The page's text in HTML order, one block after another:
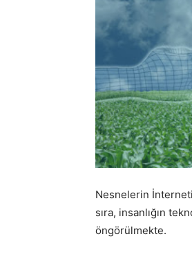
Nesnelerin
sıra, insanlığın
öngörülmekte.